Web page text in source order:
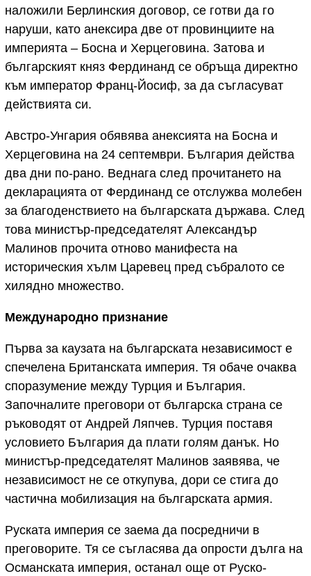
наложили Берлинския договор, се готви да го
наруши, като анексира две от провинциите на
империята – Босна и Херцеговина. Затова и
българският княз Фердинанд се обръща директно
към император Франц-Йосиф, за да съгласуват
действията си.
Австро-Унгария обявява анексията на Босна и
Херцеговина на 24 септември. България действа
два дни по-рано. Веднага след прочитането на
декларацията от Фердинанд се отслужва молебен
за благоденствието на българската държава. След
това министър-председателят Александър
Малинов прочита отново манифеста на
историческия хълм Царевец пред събралото се
хилядно множество.
Международно признание
Първа за каузата на българската независимост е
спечелена Британската империя. Тя обаче очаква
споразумение между Турция и България.
Започналите преговори от българска страна се
ръководят от Андрей Ляпчев. Турция поставя
условието България да плати голям данък. Но
министър-председателят Малинов заявява, че
независимост не се откупува, дори се стига до
частична мобилизация на българската армия.
Руската империя се заема да посредничи в
преговорите. Тя се съгласява да опрости дълга на
Османската империя, останал още от Руско-